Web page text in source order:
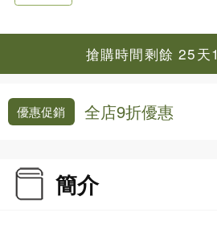
搶購時間剩餘 25
優惠促銷 全店9折優惠
簡介